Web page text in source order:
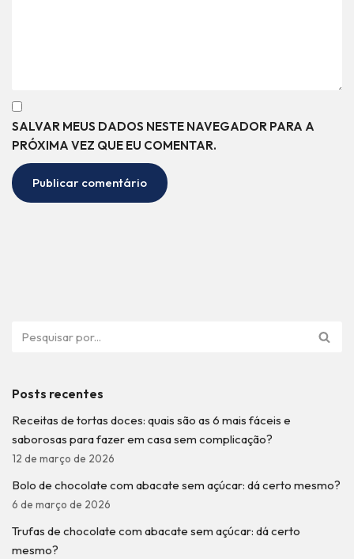
SALVAR MEUS DADOS NESTE NAVEGADOR PARA A
PRÓXIMA VEZ QUE EU COMENTAR.
Posts recentes
Receitas de tortas doces: quais são as 6 mais fáceis e
saborosas para fazer em casa sem complicação?
12 de março de 2026
Bolo de chocolate com abacate sem açúcar: dá certo mesmo?
6 de março de 2026
Trufas de chocolate com abacate sem açúcar: dá certo
mesmo?